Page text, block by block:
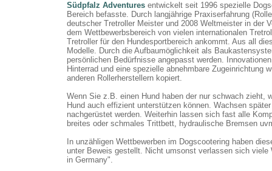
Südpfalz Adventures entwickelt seit 1996 spezielle
Bereich befasste. Durch langjährige Praxiserfahrung
deutscher Tretroller Meister und 2008 Weltmeister in der
dem Wettbewerbsbereich von vielen internationalen
Tretroller für den Hundesportbereich ankommt. Aus all
Modelle. Durch die Aufbaumöglichkeit als
persönlichen Bedürfnisse angepasst werden.
Hinterrad und eine spezielle abnehmbare Zugeinrichtung
anderen Rollerherstellern kopiert.
Wenn Sie z.B. einen Hund haben der nur schwach zieht,
Hund auch effizient unterstützen können. Wachsen
nachgerüstet werden. Weiterhin lassen sich fast alle
breites oder schmales Trittbett, hydraulische Bremsen
In unzähligen Wettbewerben im Dogscootering haben
unter Beweis gestellt. Nicht umsonst verlassen sich
in Germany".